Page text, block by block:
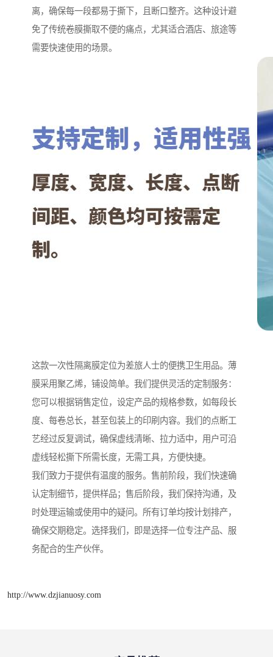
离，确保每一段都易于撕下，且断口整齐。这种设计避
免了传统卷膜撕取不便的痛点，尤其适合酒店、旅途等
需要快速使用的场景。
这款一次性隔离膜定位为差旅人士的便携卫生用品。薄
膜采用聚乙烯，铺设简单。我们提供灵活的定制服务：
您可以根据销售定位，设定产品的规格参数，如每段长
度、每卷总长，甚至包装上的印刷内容。我们的点断工
艺经过反复调试，确保虚线清晰、拉力适中，用户可沿
虚线轻松撕下所需长度，无需工具，方便快捷。
我们致力于提供有温度的服务。售前阶段，我们快速确
认定制细节，提供样品；售后阶段，我们保持沟通，及
时处理运输或使用中的疑问。所有订单均按计划排产，
确保交期稳定。选择我们，即是选择一位专注产品、服
务配合的生产伙伴。
http://www.dzjianuosy.com